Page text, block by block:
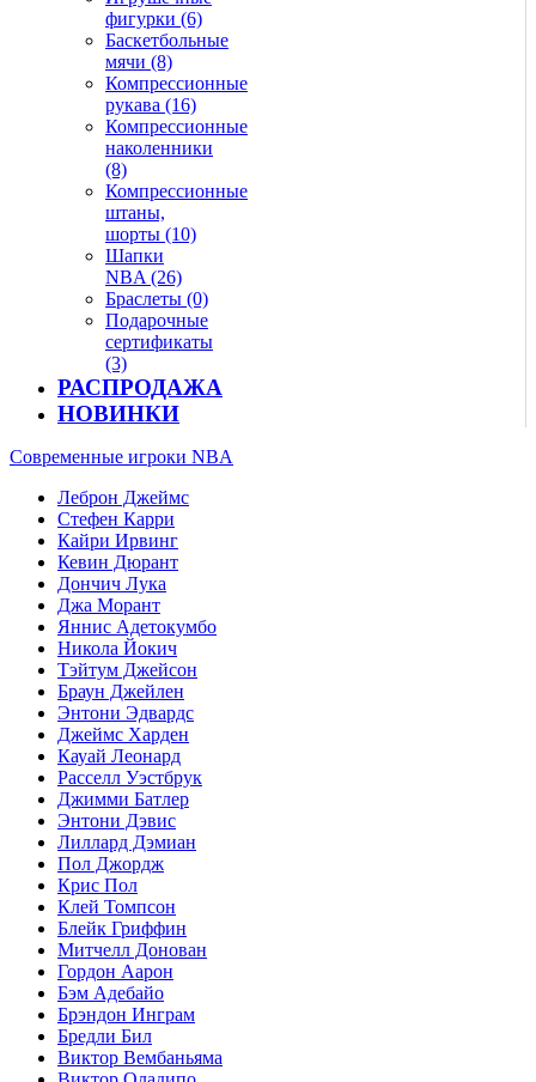
фигурки (6)
Баскетбольные
мячи (8)
Компрессионные
рукава (16)
Компрессионные
наколенники
(8)
Компрессионные
штаны,
шорты (10)
Шапки
NBA (26)
Браслеты (0)
Подарочные
сертификаты
(3)
РАСПРОДАЖА
НОВИНКИ
Современные игроки NBA
Леброн Джеймс
Стефен Карри
Кайри Ирвинг
Кевин Дюрант
Дончич Лука
Джа Морант
Яннис Адетокумбо
Никола Йокич
Тэйтум Джейсон
Браун Джейлен
Энтони Эдвардс
Джеймс Харден
Кауай Леонард
Расселл Уэстбрук
Джимми Батлер
Энтони Дэвис
Лиллард Дэмиан
Пол Джордж
Крис Пол
Клей Томпсон
Блейк Гриффин
Митчелл Донован
Гордон Аарон
Бэм Адебайо
Брэндон Инграм
Бредли Бил
Виктор Вембаньяма